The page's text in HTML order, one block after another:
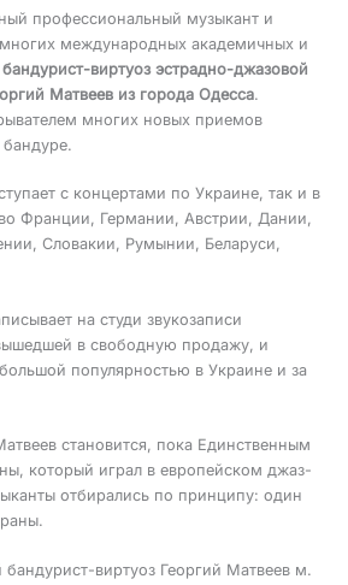
профессиональный музыкант и
международных академичных и
бандурист-виртуоз эстрадно-джазовой
Матвеев из города Одесса.
многих новых приемов
с концертами по Украине, так и в
Франции, Германии, Австрии, Дании,
Словакии, Румынии, Беларуси,
на студи звукозаписи
в свободную продажу, и
популярностью в Украине и за
становится, пока Единственным
который играл в европейском джаз-
отбирались по принципу: один
виртуоз Георгий Матвеев м.